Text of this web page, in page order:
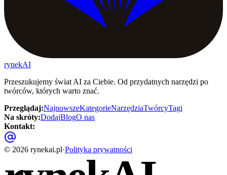
rynekAI
Przeszukujemy świat AI za Ciebie. Od przydatnych narzędzi po
twórców, których warto znać.
Przeglądaj:NajnowszeKategorieNarzędziaTwórcyTagi
Na skróty:DodajBlogO nas
Kontakt:
© 2026 rynekai.pl·Polityka prywatności